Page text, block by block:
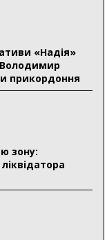
фонд
на зиму
що робити
«Надія»
прикордоння
зону: